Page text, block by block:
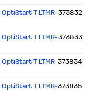
T LTMR-373832
T LTMR-373833
T LTMR-373834
T LTMR-373835